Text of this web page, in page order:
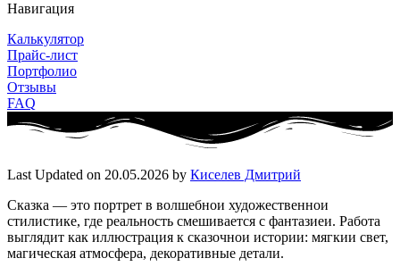
Навигация
Калькулятор
Прайс-лист
Портфолио
Отзывы
FAQ
Last Updated on 20.05.2026 by Киселев Дмитрий
Сказка — это портрет в волшебнои художественнои
стилистике, где реальность смешивается с фантазиеи. Работа
выглядит как иллюстрация к сказочнои истории: мягкии свет,
магическая атмосфера, декоративные детали.